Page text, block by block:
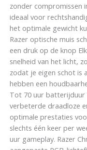
zonder compromissen
ideaal voor
het optimale gewicht
Razer optische muis
een druk op de knop
snelheid van het licht,
zodat je eigen schot is
hebben een
Tot 70 uur batterijduur
verbeterde draadloze
optimale prestaties
slechts één keer per
uur gameplay. Razer